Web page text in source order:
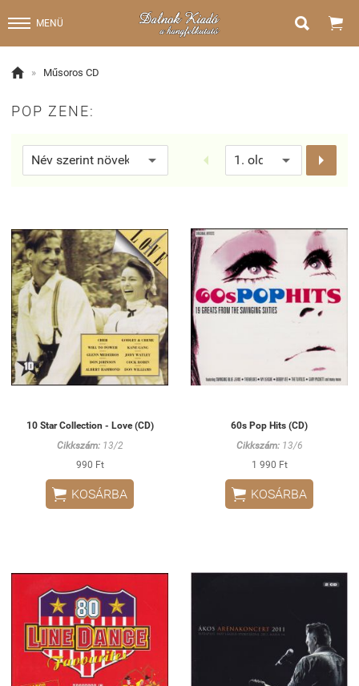
MENÜ  
 » Műsoros CD
POP ZENE:
 
10 Star Collection - Love (CD)
Cikkszám:13/2
990 Ft
 KOSÁRBA
60s Pop Hits (CD)
Cikkszám:13/6
1 990 Ft
 KOSÁRBA